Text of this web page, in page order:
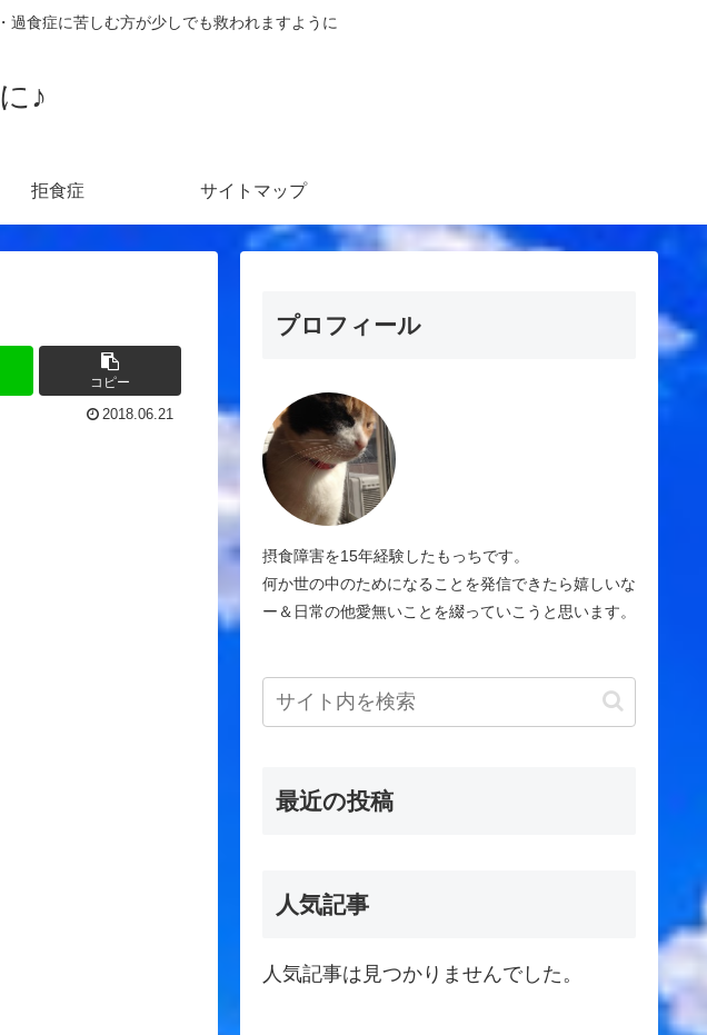
過食症に苦しむ方が少しでも救われますように
♪
拒食症 サイトマップ
コピー
2018.06.21
プロフィール
摂食障害を15年経験したもっちです。
何か世の中のためになることを発信できたら嬉しいな
ー＆日常の他愛無いことを綴っていこうと思います。
最近の投稿
人気記事
人気記事は見つかりませんでした。